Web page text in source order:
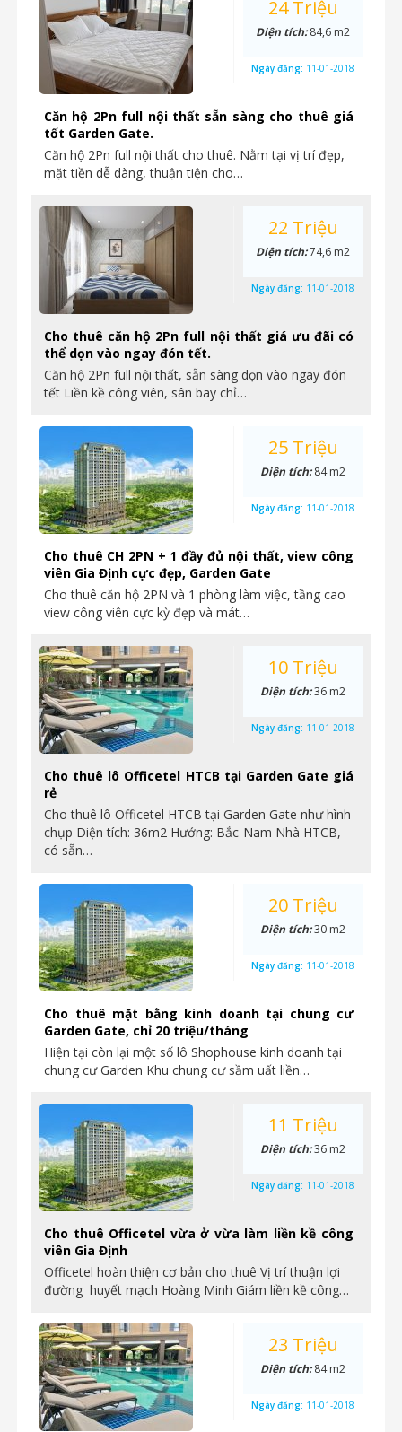
Căn hộ 2Pn full nội thất sẵn sàng cho thuê giá
tốt Garden Gate.
Căn hộ 2Pn full nội thất cho thuê. Nằm tại vị trí đẹp,
mặt tiền dễ dàng, thuận tiện cho…
24 Triệu
Diện tích:84,6 m2
Ngày đăng: 11-01-2018
Cho thuê căn hộ 2Pn full nội thất giá ưu đãi có
thể dọn vào ngay đón tết.
Căn hộ 2Pn full nội thất, sẵn sàng dọn vào ngay đón
tết Liền kề công viên, sân bay chỉ…
22 Triệu
Diện tích:74,6 m2
Ngày đăng: 11-01-2018
Cho thuê CH 2PN + 1 đầy đủ nội thất, view công
viên Gia Định cực đẹp, Garden Gate
Cho thuê căn hộ 2PN và 1 phòng làm việc, tầng cao
view công viên cực kỳ đẹp và mát…
25 Triệu
Diện tích:84 m2
Ngày đăng: 11-01-2018
Cho thuê lô Officetel HTCB tại Garden Gate giá
rẻ
Cho thuê lô Officetel HTCB tại Garden Gate như hình
chụp Diện tích: 36m2 Hướng: Bắc-Nam Nhà HTCB,
có sẵn…
10 Triệu
Diện tích:36 m2
Ngày đăng: 11-01-2018
Cho thuê mặt bằng kinh doanh tại chung cư
Garden Gate, chỉ 20 triệu/tháng
Hiện tại còn lại một số lô Shophouse kinh doanh tại
chung cư Garden Khu chung cư sầm uất liền…
20 Triệu
Diện tích:30 m2
Ngày đăng: 11-01-2018
Cho thuê Officetel vừa ở vừa làm liền kề công
viên Gia Định
Officetel hoàn thiện cơ bản cho thuê Vị trí thuận lợi
đường huyết mạch Hoàng Minh Giám liền kề công…
11 Triệu
Diện tích:36 m2
Ngày đăng: 11-01-2018
23 Triệu
Diện tích:84 m2
Ngày đăng: 11-01-2018